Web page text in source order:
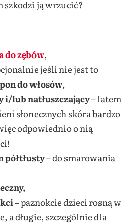
szkodzi ją wrzucić?
do zębów,
jeśli nie jest to
do włosów,
i/lub natłuszczający– latem
słonecznych skóra bardzo
odpowiednio o nią
– do smarowania
–paznokcie dzieci rosną w
a długie, szczególnie dla